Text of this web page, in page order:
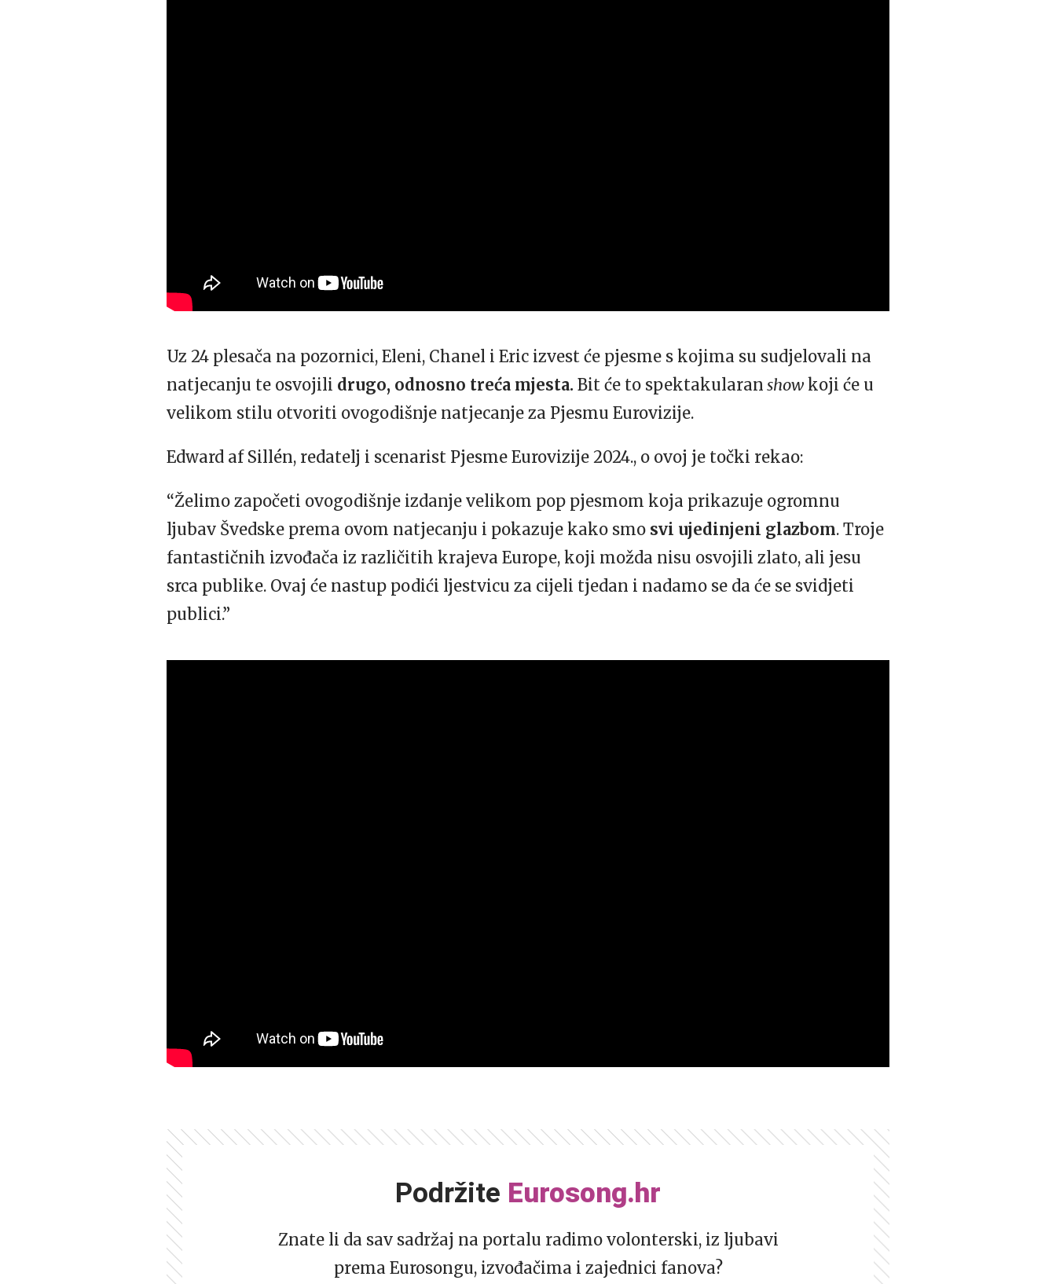
Uz 24 plesača na pozornici, Eleni, Chanel i Eric izvest će pjesme s kojima su sudjelovali na
natjecanju te osvojili drugo, odnosno treća mjesta. Bit će to spektakularan show koji će u
velikom stilu otvoriti ovogodišnje natjecanje za Pjesmu Eurovizije.
Edward af Sillén, redatelj i scenarist Pjesme Eurovizije 2024., o ovoj je točki rekao:
“Želimo započeti ovogodišnje izdanje velikom pop pjesmom koja prikazuje ogromnu
ljubav Švedske prema ovom natjecanju i pokazuje kako smo svi ujedinjeni glazbom. Troje
fantastičnih izvođača iz različitih krajeva Europe, koji možda nisu osvojili zlato, ali jesu
srca publike. Ovaj će nastup podići ljestvicu za cijeli tjedan i nadamo se da će se svidjeti
publici.”
Podržite Eurosong.hr
Znate li da sav sadržaj na portalu radimo volonterski, iz ljubavi
prema Eurosongu, izvođačima i zajednici fanova?